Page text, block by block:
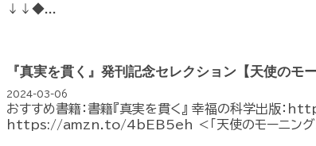
↓↓◆...
『真実を貫く』発刊記念セレクション【天使のモ
2024-03-06
おすすめ書籍：書籍『真実を貫く』 幸福の科学出
https://amzn.to/4bEB5eh ＜「天使のモーニングコ